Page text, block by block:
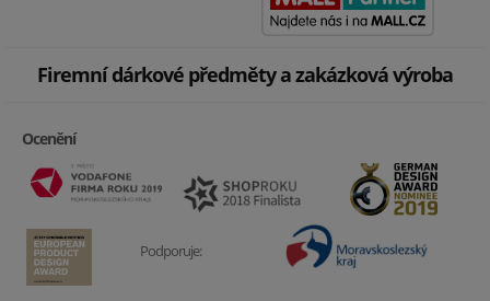
Firemní dárkové předměty a zakázková výroba
Ocenění
Podporuje: